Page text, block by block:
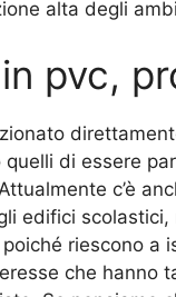
alta degli
in pvc,
di essere
c’è
edifici
riescono
che hanno